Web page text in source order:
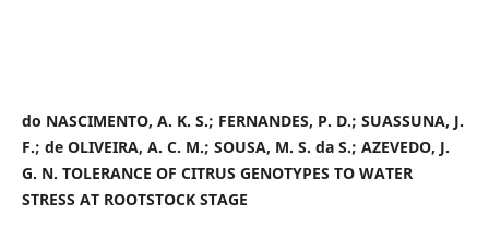
do NASCIMENTO, A. K. S.; FERNANDES, P. D.; SUASSUNA, J.
F.; de OLIVEIRA, A. C. M.; SOUSA, M. S. da S.; AZEVEDO, J.
G. N. TOLERANCE OF CITRUS GENOTYPES TO WATER
STRESS AT ROOTSTOCK STAGE